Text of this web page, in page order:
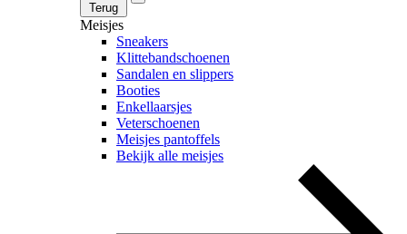
Terug
Meisjes
Sneakers
Klittebandschoenen
Sandalen en slippers
Booties
Enkellaarsjes
Veterschoenen
Meisjes pantoffels
Bekijk alle meisjes